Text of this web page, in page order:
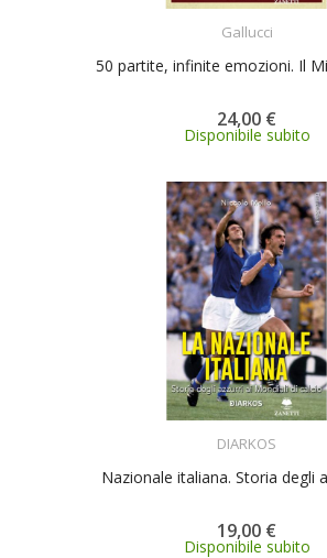
Gallucci
50 partite, infinite emozioni. Il
24,00 €
Disponibile subito
DIARKOS
Nazionale italiana. Storia degli
19,00 €
Disponibile subito